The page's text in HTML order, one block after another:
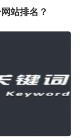
站排名？